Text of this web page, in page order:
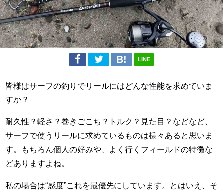
LINE
皆様はサーフの釣りでリールにはどんな性能を求めていま
すか？
耐久性？軽さ？巻きごこち？トルク？見た目？などなど、
サーフで使うリールに求めているものは様々あると思いま
す。もちろん個人の好みや、よく行くフィールドの特徴な
どありますよね。
私の場合は“感度”これを最優先にしています。とはいえ、そ